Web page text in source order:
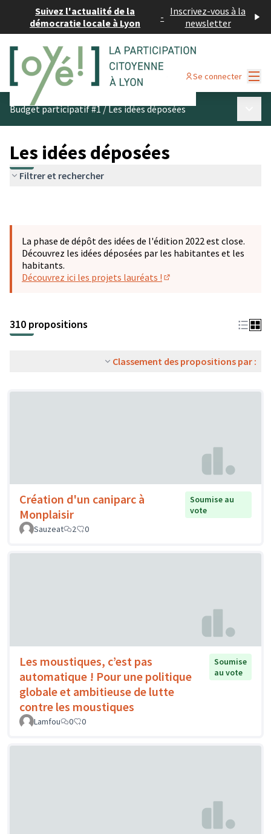
Suivez l'actualité de la
démocratie locale à Lyon
- Inscrivez-vous à la
newsletter
Se connecter
Budget participatif #1/Les idées déposées
Les idées déposées
Filtrer et rechercher
La phase de dépôt des idées de l'édition 2022 est close.
Découvrez les idées déposées par les habitantes et les
habitants.
Découvrez ici les projets lauréats !
310 propositions
Classement des propositions par :
Création d'un caniparc à
Monplaisir
Soumise au
vote
Sauzeat
2 0
Les moustiques, c’est pas
automatique ! Pour une politique
globale et ambitieuse de lutte
contre les moustiques
Soumise
au vote
Lamfou 0 0